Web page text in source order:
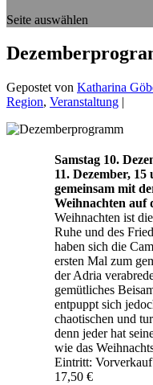
Seite auswählen
Gepostet von Katharina
Region, Veranstaltung |
Samstag 10.
11. Dezember,
gemeinsam mit
Weihnachten auf
Weihnachten ist
Ruhe und des
haben sich die
ersten Mal zum
der Adria
gemütliches
entpuppt sich
chaotischen und
denn jeder hat
wie das
Eintritt:
17,50 €